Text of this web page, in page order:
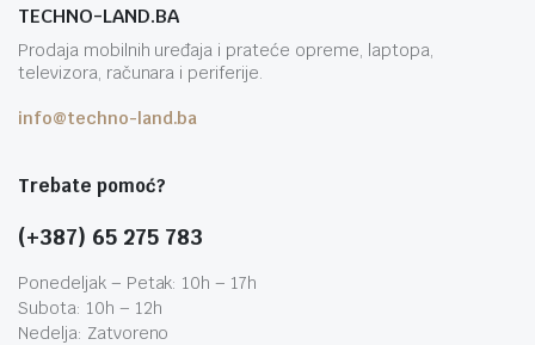
TECHNO-LAND.BA
Prodaja mobilnih uređaja i prateće opreme, laptopa,
televizora, računara i periferije.
info@techno-land.ba
Trebate pomoć?
(+387) 65 275 783
Ponedeljak – Petak: 10h – 17h
Subota: 10h – 12h
Nedelja: Zatvoreno